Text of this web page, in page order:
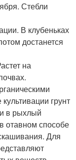
Стебли
В клубеньках
достанется
на
грунт
в рыхлый
отавном способе
Для